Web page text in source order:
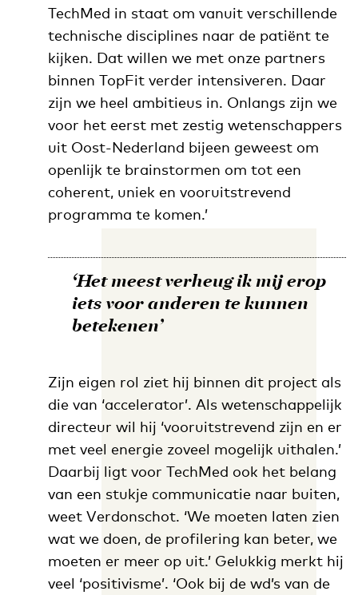
TechMed in staat om vanuit verschillende
technische disciplines naar de patiënt te
kijken. Dat willen we met onze partners
binnen TopFit verder intensiveren. Daar
zijn we heel ambitieus in. Onlangs zijn we
voor het eerst met zestig wetenschappers
uit Oost-Nederland bijeen geweest om
openlijk te brainstormen om tot een
coherent, uniek en vooruitstrevend
programma te komen.’
‘Het meest verheug ik mij erop
iets voor anderen te kunnen
betekenen’
Zijn eigen rol ziet hij binnen dit project als
die van ‘accelerator’. Als wetenschappelijk
directeur wil hij ‘vooruitstrevend zijn en er
met veel energie zoveel mogelijk uithalen.’
Daarbij ligt voor TechMed ook het belang
van een stukje communicatie naar buiten,
weet Verdonschot. ‘We moeten laten zien
wat we doen, de profilering kan beter, we
moeten er meer op uit.’ Gelukkig merkt hij
veel ‘positivisme’. ‘Ook bij de wd’s van de